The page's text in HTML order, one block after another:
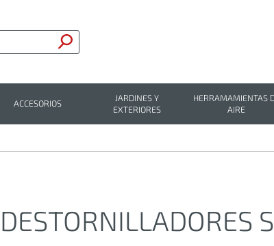
ACCESORIOS
JARDINES Y
EXTERIORES
HERRAMAMIENTAS
AIRE
DESTORNILLADORES